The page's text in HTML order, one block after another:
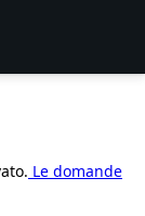
Le domande